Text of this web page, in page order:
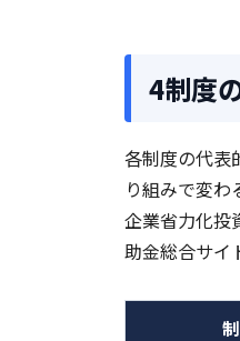
4制度
各制度の代表
り組みで変
企業省力化投
助金総合サイ